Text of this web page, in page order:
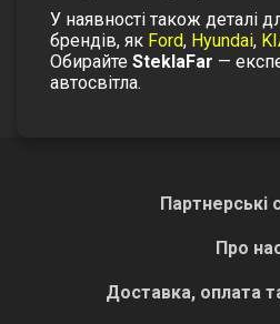
У наявності також деталі
брендів, як Ford, Hyundai,
Обирайте SteklaFar —
автосвітла.
Партнерські
Про
Доставка, оплата